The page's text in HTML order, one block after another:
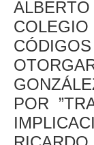
COLEGIO
POR